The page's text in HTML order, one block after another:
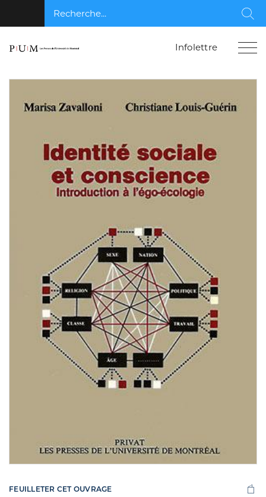
Recherche...
Infolettre
FEUILLETER CET OUVRAGE